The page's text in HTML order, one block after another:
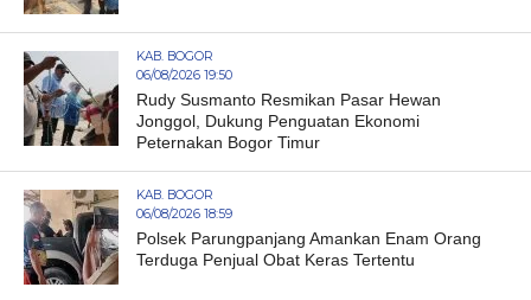
KAB. BOGOR
06/08/2026 19:50
Rudy Susmanto Resmikan Pasar Hewan
Jonggol, Dukung Penguatan Ekonomi
Peternakan Bogor Timur
KAB. BOGOR
06/08/2026 18:59
Polsek Parungpanjang Amankan Enam Orang
Terduga Penjual Obat Keras Tertentu